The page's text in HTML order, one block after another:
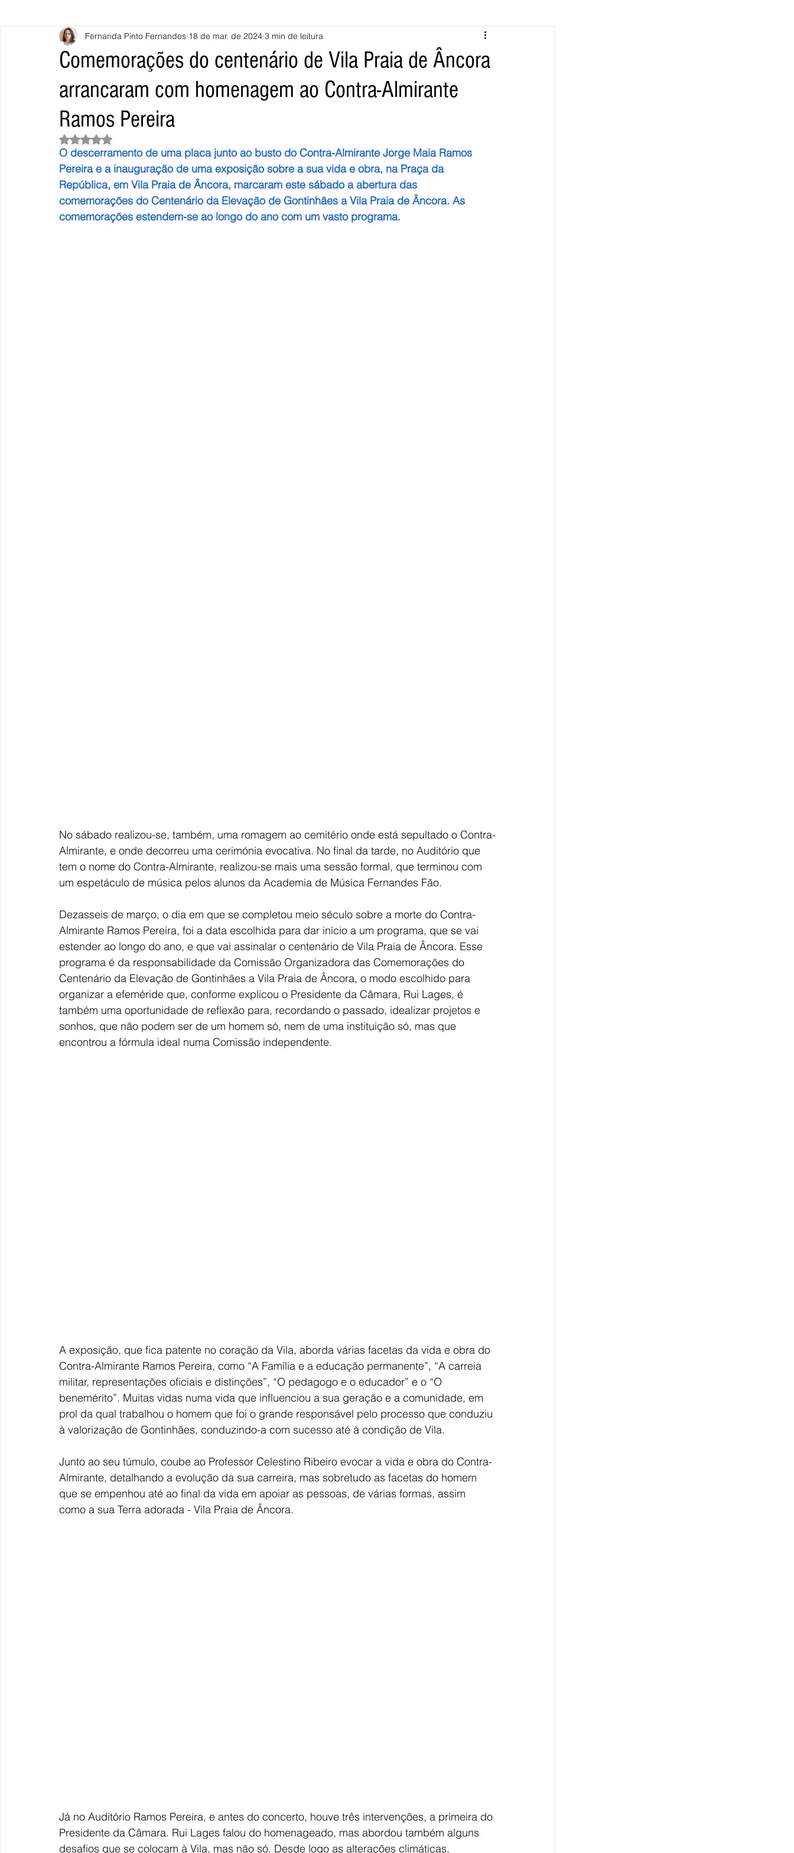
Vila Nova de Cerveira Monção Valença Melgaço
Terras de Bouro Póvoa de Lanhoso Vieira do Minho Vila Verde Braga Barcelos Regional
União Europeia
Comemorações do centenário de Vila Praia de Âncora
arrancaram com homenagem ao Contra-Almirante
Ramos Pereira
Fernanda Pinto Fernandes 18 de mar. de 2024 3 min de leitura
Avaliado com NaN de 5 estrelas.
O descerramento de uma placa junto ao busto do Contra-Almirante Jorge Maia Ramos
Pereira e a inauguração de uma exposição sobre a sua vida e obra, na Praça da
República, em Vila Praia de Âncora, marcaram este sábado a abertura das
comemorações do Centenário da Elevação de Gontinhães a Vila Praia de Âncora. As
comemorações estendem-se ao longo do ano com um vasto programa.
No sábado realizou-se, também, uma romagem ao cemitério onde está sepultado o Contra-
Almirante, e onde decorreu uma cerimónia evocativa. No final da tarde, no Auditório que
tem o nome do Contra-Almirante, realizou-se mais uma sessão formal, que terminou com
um espetáculo de música pelos alunos da Academia de Música Fernandes Fão.
Dezasseis de março, o dia em que se completou meio século sobre a morte do Contra-
Almirante Ramos Pereira, foi a data escolhida para dar início a um programa, que se vai
estender ao longo do ano, e que vai assinalar o centenário de Vila Praia de Âncora. Esse
programa é da responsabilidade da Comissão Organizadora das Comemorações do
Centenário da Elevação de Gontinhães a Vila Praia de Âncora, o modo escolhido para
organizar a efeméride que, conforme explicou o Presidente da Câmara, Rui Lages, é
também uma oportunidade de reflexão para, recordando o passado, idealizar projetos e
sonhos, que não podem ser de um homem só, nem de uma instituição só, mas que
encontrou a fórmula ideal numa Comissão independente.
A exposição, que fica patente no coração da Vila, aborda várias facetas da vida e obra do
Contra-Almirante Ramos Pereira, como “A Família e a educação permanente”, “A carreia
militar, representações oficiais e distinções”, “O pedagogo e o educador” e o “O
benemérito”. Muitas vidas numa vida que influenciou a sua geração e a comunidade, em
prol da qual trabalhou o homem que foi o grande responsável pelo processo que conduziu
à valorização de Gontinhães, conduzindo-a com sucesso até à condição de Vila.
Junto ao seu túmulo, coube ao Professor Celestino Ribeiro evocar a vida e obra do Contra-
Almirante, detalhando a evolução da sua carreira, mas sobretudo as facetas do homem
que se empenhou até ao final da vida em apoiar as pessoas, de várias formas, assim
como a sua Terra adorada - Vila Praia de Âncora.
Já no Auditório Ramos Pereira, e antes do concerto, houve três intervenções, a primeira do
Presidente da Câmara. Rui Lages falou do homenageado, mas abordou também alguns
desafios que se colocam à Vila, mas não só. Desde logo as alterações climáticas,